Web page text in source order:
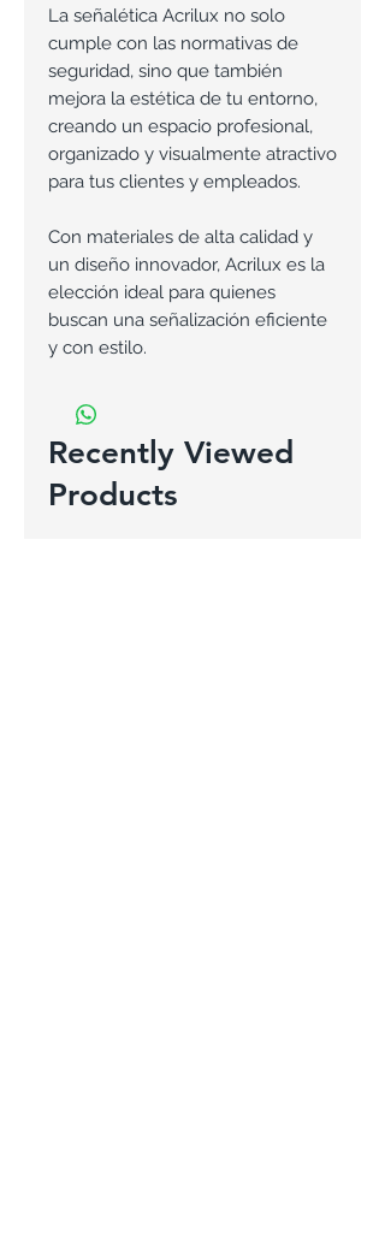
La señalética Acrilux no solo
cumple con las normativas de
seguridad, sino que también
mejora la estética de tu entorno,
creando un espacio profesional,
organizado y visualmente atractivo
para tus clientes y empleados.
Con materiales de alta calidad y
un diseño innovador, Acrilux es la
elección ideal para quienes
buscan una señalización eficiente
y con estilo.
Recently Viewed
Products